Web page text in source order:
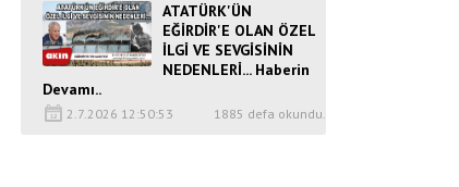
ATATÜRK'ÜN
EĞİRDİR'E OLAN ÖZEL
İLGİ VE SEVGİSİNİN
NEDENLERİ... Haberin
Devamı..
2.7.2026 12:50:53 1885 defa okundu.